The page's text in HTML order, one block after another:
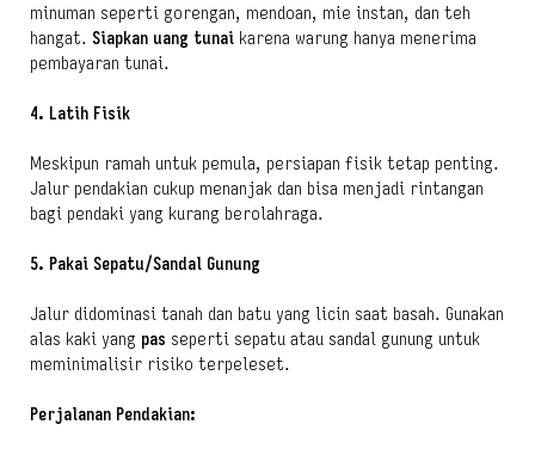
minuman seperti gorengan, mendoan, mie instan, dan teh
hangat. Siapkan uang tunai karena warung hanya menerima
pembayaran tunai.
4. Latih Fisik
Meskipun ramah untuk pemula, persiapan fisik tetap penting.
Jalur pendakian cukup menanjak dan bisa menjadi rintangan
bagi pendaki yang kurang berolahraga.
5. Pakai Sepatu/Sandal Gunung
Jalur didominasi tanah dan batu yang licin saat basah. Gunakan
alas kaki yang pas seperti sepatu atau sandal gunung untuk
meminimalisir risiko terpeleset.
Perjalanan Pendakian: